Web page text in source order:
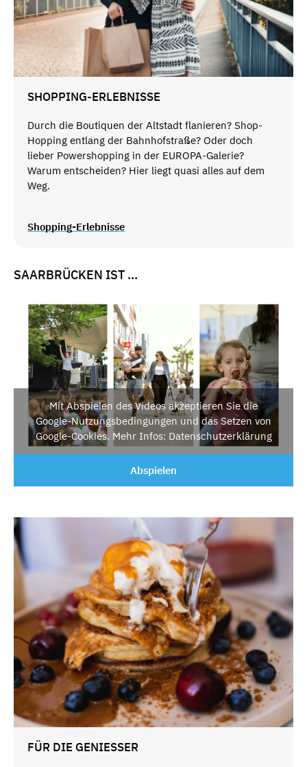
SHOPPING-ERLEBNISSE
Durch die Boutiquen der Altstadt flanieren? Shop-
Hopping entlang der Bahnhofstraße? Oder doch
lieber Powershopping in der EUROPA-Galerie?
Warum entscheiden? Hier liegt quasi alles auf dem
Weg.
Shopping-Erlebnisse
SAARBRÜCKEN IST ...
Mit Abspielen des Videos akzeptieren Sie die
Google-Nutzungsbedingungen und das Setzen von
Google-Cookies. Mehr Infos: Datenschutzerklärung
Abspielen
FÜR DIE GENIESSER